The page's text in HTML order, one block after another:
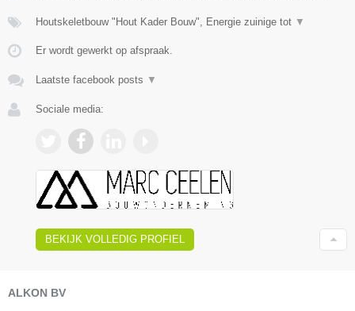
Houtskeletbouw "Hout Kader Bouw", Energie zuinige tot ▼
Er wordt gewerkt op afspraak.
Laatste facebook posts ▼
Sociale media:
BEKIJK VOLLEDIG PROFIEL
ALKON BV